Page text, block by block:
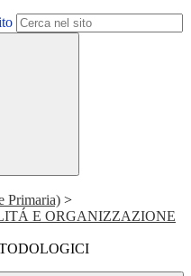
Primaria) >
E ORGANIZZAZIONE